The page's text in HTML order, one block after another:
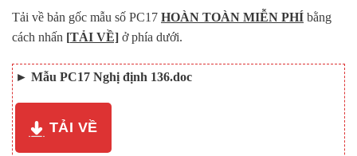
Tải về bản gốc mẫu số PC17 HOÀN TOÀN MIỄN PHÍ bằng
cách nhấn [TẢI VỀ] ở phía dưới.
► Mẫu PC17 Nghị định 136.doc
TẢI VỀ